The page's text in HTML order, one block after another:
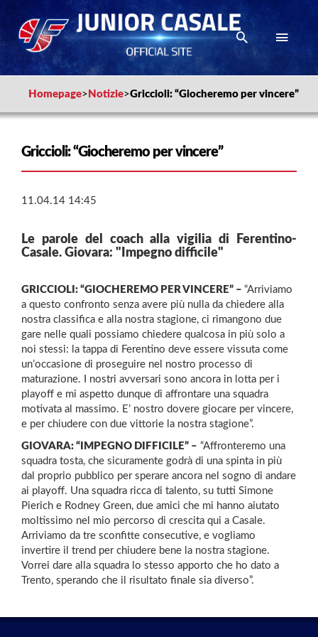
Homepage> Notizie>Griccioli: “Giocheremo per vincere”
Griccioli: “Giocheremo per vincere”
11.04.14 14:45
Le parole del coach alla vigilia di Ferentino-
Casale. Giovara: "Impegno difficile"
GRICCIOLI: “GIOCHEREMO PER VINCERE” – “Arriviamo
a questo confronto senza avere più nulla da chiedere alla
nostra classifica e alla nostra stagione, ci rimangono due
gare nelle quali possiamo chiedere qualcosa in più solo a
noi stessi: la tappa di Ferentino deve essere vissuta come
un’occasione di proseguire nel nostro processo di
maturazione. I nostri avversari sono ancora in lotta per i
playoff e mi aspetto dunque di affrontare una squadra
motivata al massimo. E’ nostro dovere giocare per vincere,
e per chiudere con due vittorie la nostra stagione”.
GIOVARA: “IMPEGNO DIFFICILE” – “Affronteremo una
squadra tosta, che sicuramente godrà di una spinta in più
dal proprio pubblico per sperare ancora nel sogno di andare
ai playoff. Una squadra ricca di talento, su tutti Simone
Pierich e Rodney Green, due amici che mi hanno aiutato
moltissimo nel mio percorso di crescita qui a Casale.
Arriviamo da tre sconfitte consecutive, e vogliamo
invertire il trend per chiudere bene la nostra stagione.
Vorrei dare alla squadra lo stesso apporto che ho dato a
Trento, sperando che il risultato finale sia diverso”.